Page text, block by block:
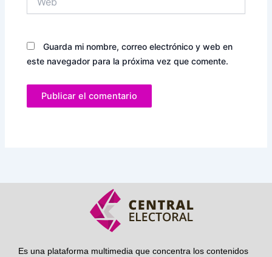
Guarda mi nombre, correo electrónico y web en
este navegador para la próxima vez que comente.
Es una plataforma multimedia que concentra los contenidos